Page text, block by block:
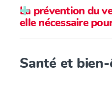
La prévention du
elle nécessaire
Santé et